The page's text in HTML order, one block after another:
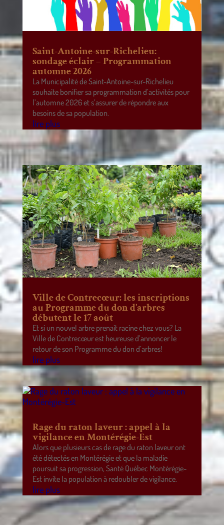
Saint-Antoine-sur-Richelieu:
sondage éclair – Programmation
automne 2026
La Municipalité de Saint-Antoine-sur-Richelieu
souhaite bonifier sa programmation d’activités pour
l’automne 2026 et s’assurer de répondre aux
besoins de sa population.
lire plus
Ville de Contrecœur: les inscriptions
au Programme du don d’arbres
débutent le 17 août
Et si un nouvel arbre prenait racine chez vous? La
Ville de Contrecœur est heureuse d’annoncer le
retour de son Programme du don d’arbres!
lire plus
Rage du raton laveur : appel à la
vigilance en Montérégie-Est
Alors que plusieurs cas de rage du raton laveur ont
été détectés en Montérégie et que la maladie
poursuit sa progression, Santé Québec Montérégie-
Est invite la population à redoubler de vigilance.
lire plus